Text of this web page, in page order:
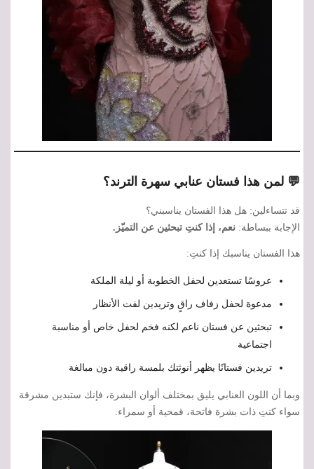
💬 لمن هذا فستان عنابي سهرة الترند؟
قد تتساءلين: هل هذا الفستان يناسبني؟
الإجابة ببساطة: نعم، إذا كنتِ تبحثين عن التميّز.
هذا الفستان يناسبك إذا كنتِ:
عروسًا تستعدين لحفل الخطوبة أو ليلة الملكة
مدعوة لحفل زفاف راقٍ وتريدين لفت الأنظار
تبحثين عن فستان ناعم لكنه فخم لحفل خاص أو مناسبة
اجتماعية
تريدين فستانًا يظهر أنوثتك بلمسة راقية دون مبالغة
وبما أن اللون العنابي يليق بمختلف ألوان البشرة، فإنك ستبدين مشرقة
سواء كنتِ ذات بشرة فاتحة، قمحية أو سمراء.